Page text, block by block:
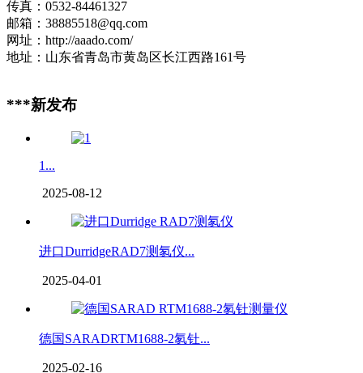
传真：0532-84461327
邮箱：38885518@qq.com
网址：http://aaado.com/
地址：山东省青岛市黄岛区长江西路161号
***新发布
1...
2025-08-12
进口DurridgeRAD7测氡仪...
2025-04-01
德国SARADRTM1688-2氡钍...
2025-02-16